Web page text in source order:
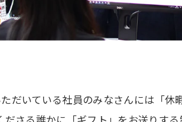
だいている社員のみなさんには「休